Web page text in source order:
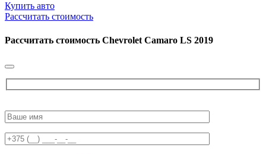
Купить авто
Рассчитать стоимость
Рассчитать стоимость Chevrolet Camaro LS 2019
leave
field
empty.